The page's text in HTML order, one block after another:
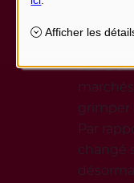
Iran a
grimper
Par
changé